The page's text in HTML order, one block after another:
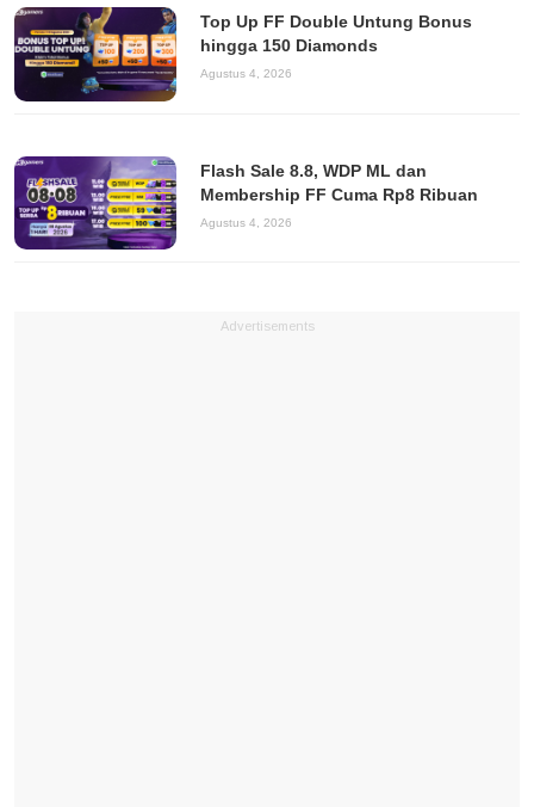
Top Up FF Double Untung Bonus
hingga 150 Diamonds
Agustus 4, 2026
Flash Sale 8.8, WDP ML dan
Membership FF Cuma Rp8 Ribuan
Agustus 4, 2026
Advertisements